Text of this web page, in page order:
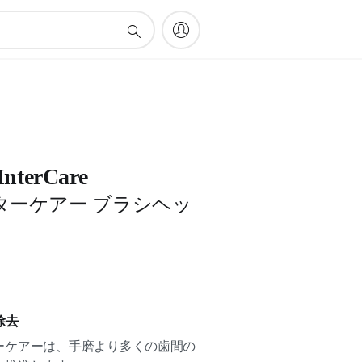
ーケアー ブラシヘッ
去
アーは、手磨より多くの歯間の